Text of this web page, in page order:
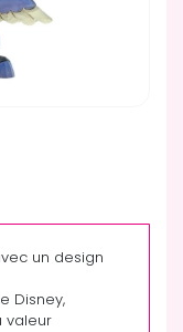
un design
Disney,
valeur